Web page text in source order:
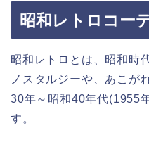
昭和レトロコー
昭和レトロとは、昭和時
ノスタルジーや、あこが
30年～昭和40年代(1955
す。